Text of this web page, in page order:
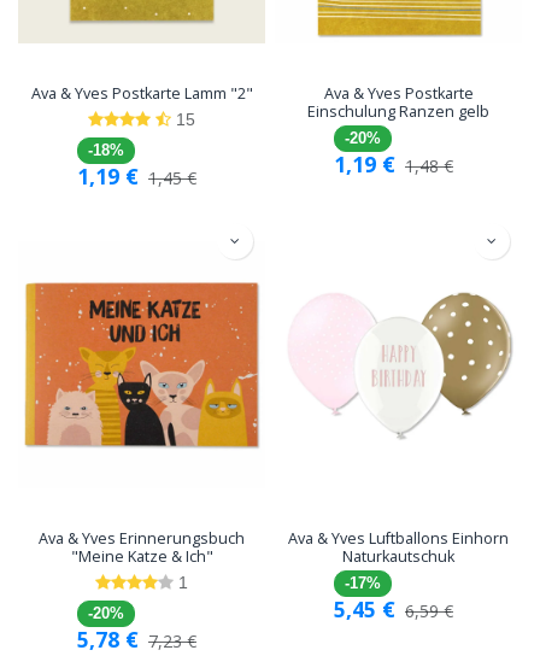
Ava & Yves Postkarte Lamm "2"
15
-18%
1,19 € 1,45€
Ava & Yves Postkarte
Einschulung Ranzen gelb
-20%
1,19 € 1,48€
Ava & Yves Erinnerungsbuch
"Meine Katze & Ich"
1
-20%
5,78 € 7,23€
Ava & Yves Luftballons Einhorn
Naturkautschuk
-17%
5,45 € 6,59€